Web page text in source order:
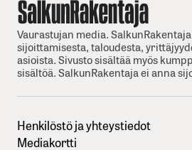
Vaurastujan media.
sijoittamisesta, taloudesta,
asioista. Sivusto sisältää myös
sisältöä. SalkunRakentaja ei anna
Henkilöstö ja yhteystiedot
Mediakortti